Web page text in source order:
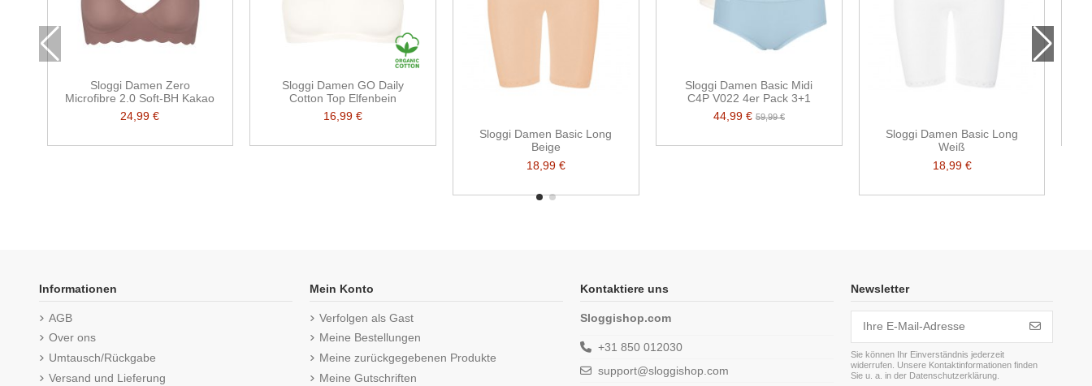
Sloggi Damen Zero
Microfibre 2.0 Soft-BH Kakao
24,99 €
Sloggi Damen GO Daily
Cotton Top Elfenbein
16,99 €
Sloggi Damen Basic Long
Beige
18,99 €
Sloggi Damen Basic Midi
C4P V022 4er Pack 3+1
44,99 €59,99 €
Sloggi Damen Basic Long
Weiß
18,99 €
Informationen
AGB
Over ons
Umtausch/Rückgabe
Versand und Lieferung
Mein Konto
Verfolgen als Gast
Meine Bestellungen
Meine zurückgegebenen Produkte
Meine Gutschriften
Kontaktiere uns
Sloggishop.com
+31 850 012030
support@sloggishop.com
Newsletter
Sie können Ihr Einverständnis jederzeit
widerrufen. Unsere Kontaktinformationen finden
Sie u. a. in der Datenschutzerklärung.